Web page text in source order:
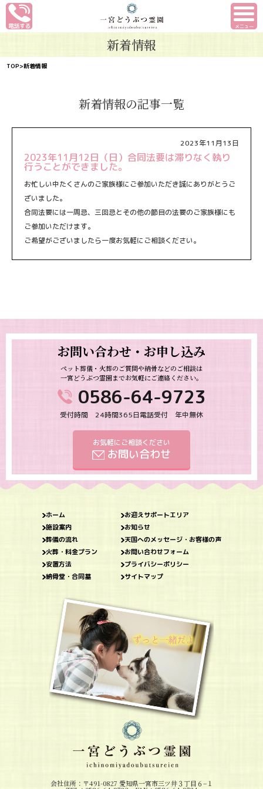
メニュー
新着情報
TOP>新着情報
新着情報の記事一覧
2023年11月13日
2023年11月12日（日）合同法要は滞りなく執り
行うことができました。
お忙しい中たくさんのご家族様にご参加いただき誠にありがとうご
ざいました。
合同法要には一周忌、三回忌とその他の節目の法要のご家族様にも
ご参加いただけます。
ご希望がございましたら一度お気軽にご相談ください。
お問い合わせ・お申し込み
ペット葬儀・火葬のご質問や納骨などのご相談は
一宮どうぶつ霊園までお気軽にご連絡ください。
0586-64-9723
受付時間 24時間365日電話受付 年中無休
お気軽にご相談ください
お問い合わせ
会社住所：〒491-0827 愛知県一宮市三ツ井３丁目６−１
ホーム
施設案内
葬儀の流れ
火葬・料金プラン
安置方法
納骨堂・合同墓
お迎えサポートエリア
お知らせ
天国へのメッセージ・お客様の声
お問い合わせフォーム
プライバシーポリシー
サイトマップ